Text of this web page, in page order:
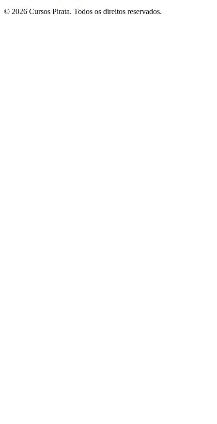
© 2026 Cursos Pirata. Todos os direitos reservados.